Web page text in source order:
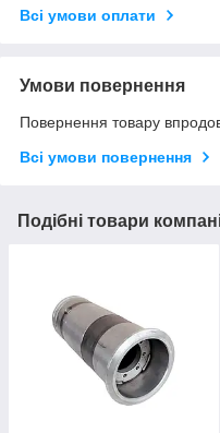
Всі умови оплати
Умови повернення
Повернення товару
Всі умови повернення
Подібні товари